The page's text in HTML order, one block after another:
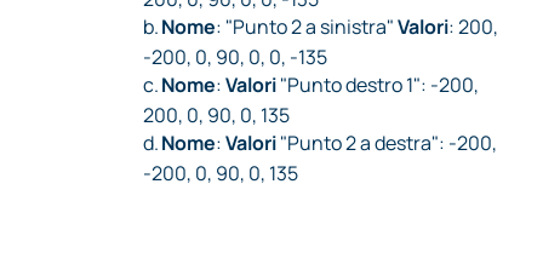
b.Nome: "Punto 2 a sinistra"Valori: 200,
-200, 0, 90, 0, 0, -135
c.Nome:Valori"Punto destro 1": -200,
200, 0, 90, 0, 135
d.Nome:Valori"Punto 2 a destra": -200,
-200, 0, 90, 0, 135